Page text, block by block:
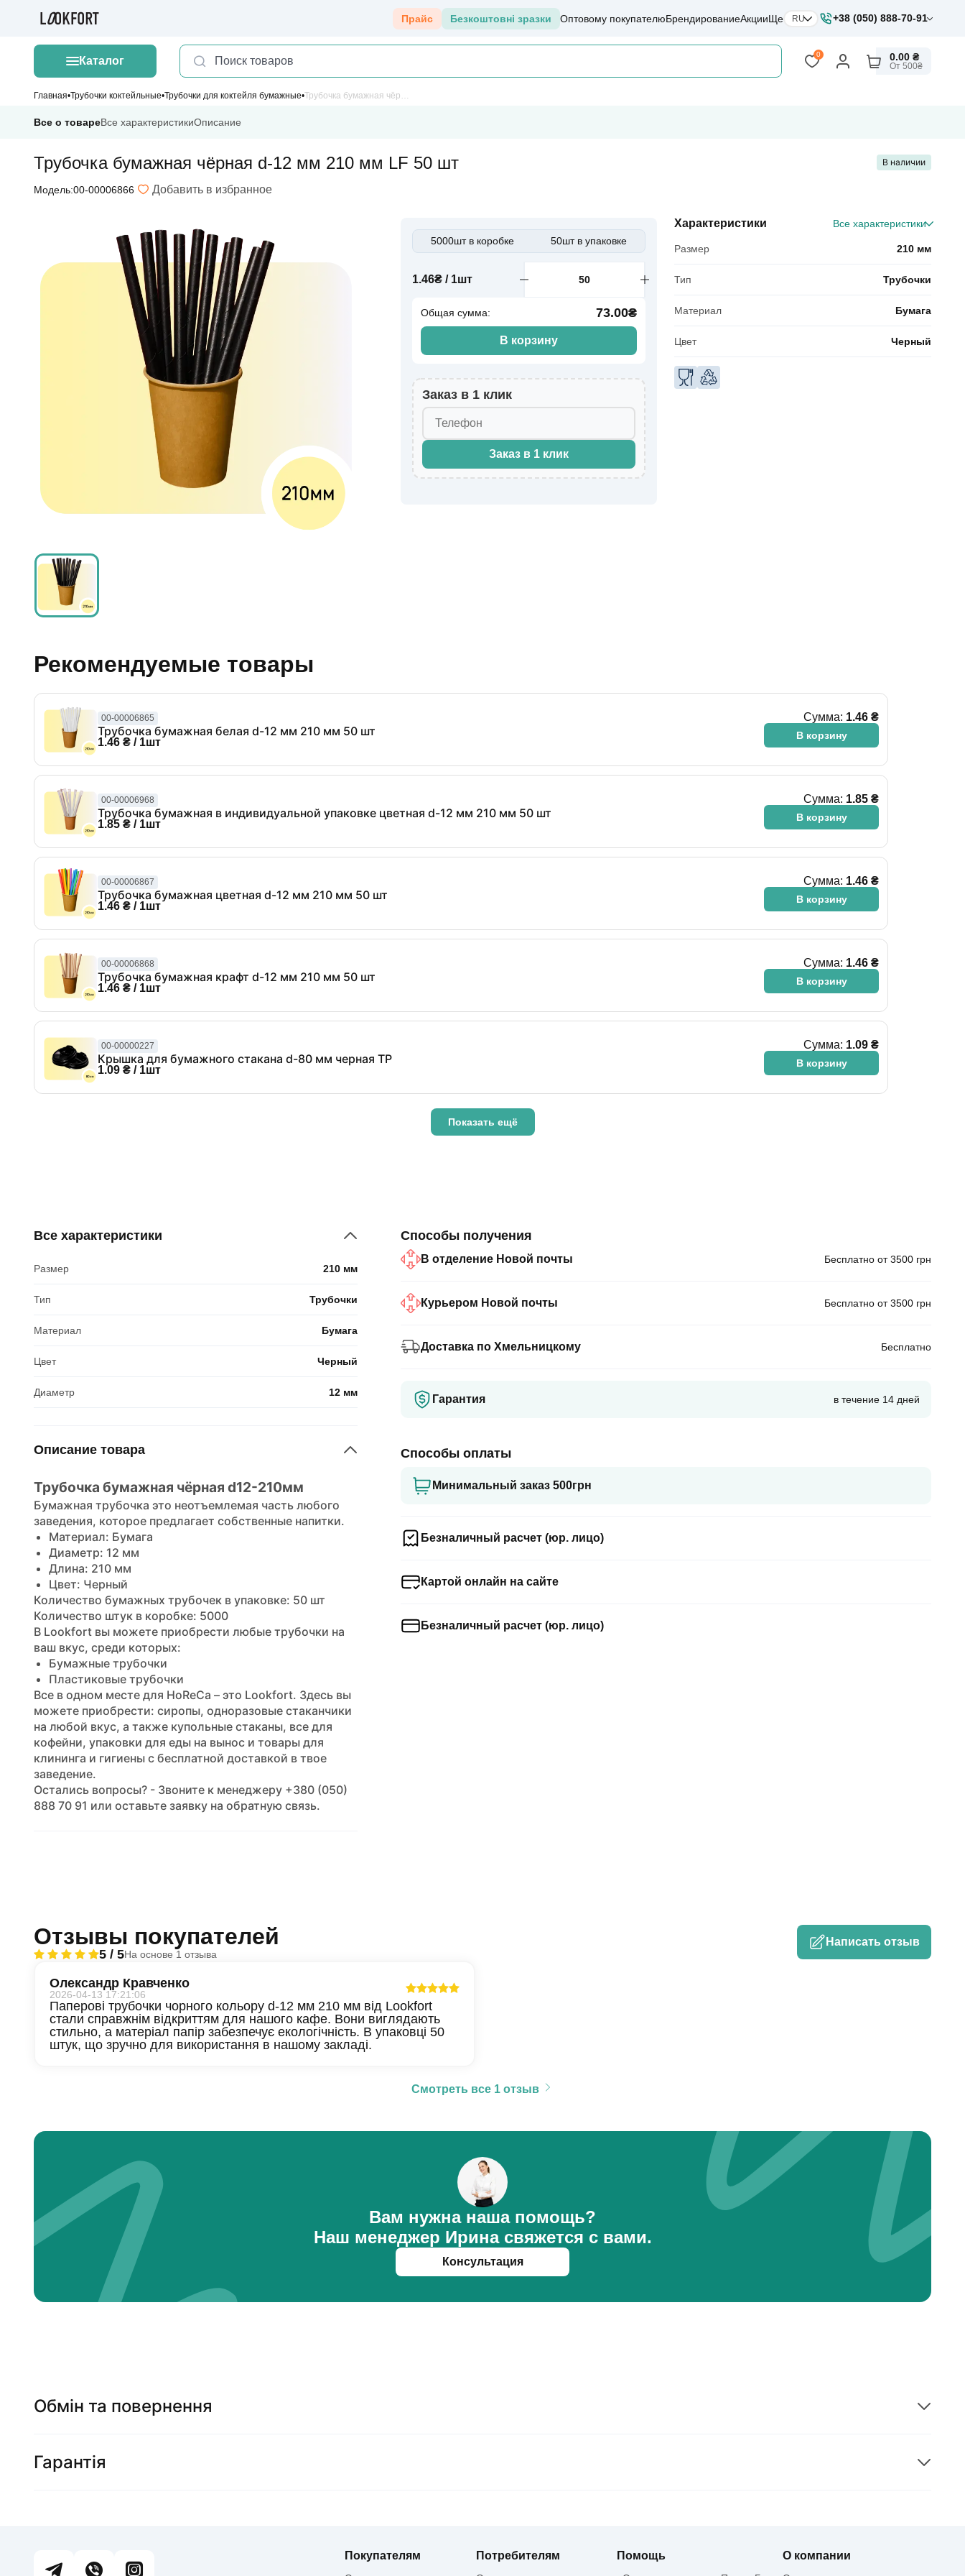
Прайс Безкоштовні зразки Оптовому покупателюБрендированиеАкцииЩе RU +38 (050) 888-70-91
Каталог
0 0.00 ₴
От 500₴
Главная Трубочки коктейльные Трубочки для коктейля бумажные Трубочка бумажная чёрная d-12 мм 210 мм LF 50 шт
Все о товареВсе характеристикиОписание
Трубочка бумажная чёрная d-12 мм 210 мм LF 50 шт
Модель:00-00006866 Добавить в избранное
В наличии
5000шт в коробке 50шт в упаковке
1.46₴ / 1шт
Общая сумма: 73.00₴
В корзину
Заказ в 1 клик
Заказ в 1 клик
Характеристики Все характеристики
Размер 210 мм
Тип Трубочки
Материал Бумага
Цвет Черный
Рекомендуемые товары
00-00006865
Трубочка бумажная белая d-12 мм 210 мм 50 шт
1.46 ₴ / 1шт
Сумма: 1.46 ₴
В корзину
00-00006968
Трубочка бумажная в индивидуальной упаковке цветная d-12 мм 210 мм 50 шт
1.85 ₴ / 1шт
Сумма: 1.85 ₴
В корзину
00-00006867
Трубочка бумажная цветная d-12 мм 210 мм 50 шт
1.46 ₴ / 1шт
Сумма: 1.46 ₴
В корзину
00-00006868
Трубочка бумажная крафт d-12 мм 210 мм 50 шт
1.46 ₴ / 1шт
Сумма: 1.46 ₴
В корзину
00-00000227
Крышка для бумажного стакана d-80 мм черная TP
1.09 ₴ / 1шт
Сумма: 1.09 ₴
В корзину
Показать ещё
Все характеристики
Размер 210 мм
Тип Трубочки
Материал Бумага
Цвет Черный
Диаметр 12 мм
Описание товара
Трубочка бумажная чёрная d12-210мм
Бумажная трубочка это неотъемлемая часть любого
заведения, которое предлагает собственные напитки.
Материал: Бумага
Диаметр: 12 мм
Длина: 210 мм
Цвет: Черный
Количество бумажных трубочек в упаковке: 50 шт
Количество штук в коробке: 5000
В Lookfort вы можете приобрести любые трубочки на
ваш вкус, среди которых:
Бумажные трубочки
Пластиковые трубочки
Все в одном месте для HoReCa – это Lookfort. Здесь вы
можете приобрести: сиропы, одноразовые стаканчики
на любой вкус, а также купольные стаканы, все для
кофейни, упаковки для еды на вынос и товары для
клининга и гигиены с бесплатной доставкой в твое
заведение.
Остались вопросы? - Звоните к менеджеру +380 (050)
888 70 91 или оставьте заявку на обратную связь.
Способы получения
В отделение Новой почты Бесплатно от 3500 грн
Курьером Новой почты Бесплатно от 3500 грн
Доставка по Хмельницкому Бесплатно
Гарантия в течение 14 дней
Способы оплаты
Минимальный заказ 500грн
Безналичный расчет (юр. лицо)
Картой онлайн на сайте
Безналичный расчет (юр. лицо)
Отзывы покупателей
5 / 5На основе 1 отзыва
Написать отзыв
Олександр Кравченко
2026-04-13 17:21:06
Паперові трубочки чорного кольору d-12 мм 210 мм від Lookfort
стали справжнім відкриттям для нашого кафе. Вони виглядають
стильно, а матеріал папір забезпечує екологічність. В упаковці 50
штук, що зручно для використання в нашому закладі.
Смотреть все 1 отзыв
Вам нужна наша помощь?
Наш менеджер Ирина свяжется с вами.
Консультация
Обмін та повернення
Гарантія
Покупателям Потребителям Помощь О компании